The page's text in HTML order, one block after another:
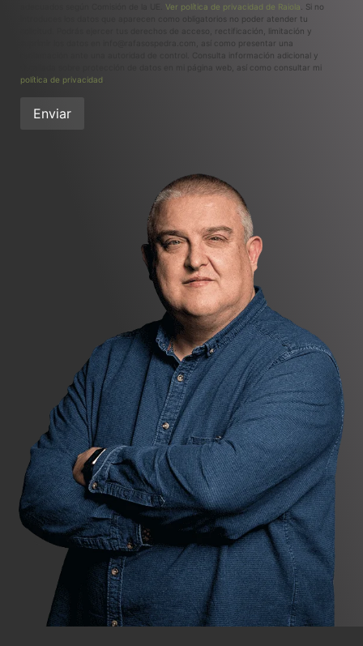
Ver política de privacidad de Raiola . Si no
introduces los datos que aparecen como obligatorios no poder atender tu
solicitud. Podrás ejercer tus derechos de acceso, rectificación, limitación y
suprimir los datos en info@rafasospedra.com, así como presentar una
reclamación ante una autoridad de control. Consulta información adicional y
detallada sobre protección de datos en mi página web, así como consultar mi
política de privacidad